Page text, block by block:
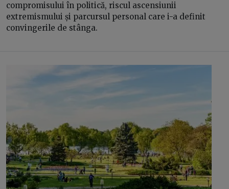
compromisului în politică, riscul ascensiunii
extremismului și parcursul personal care i-a definit
convingerile de stânga.